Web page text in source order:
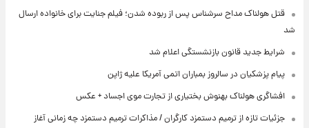
قتل هولناک مداح سرشناس پس از ربوده شدن؛ فیلم جنایت برای خانواده ارسال
شد
شرایط جدید قانون بازنشستگی اعلام شد
پیام پزشکیان در سالروز بمباران اتمی آمریکا علیه ژاپن
افشاگری هولناک بهنوش بختیاری از تجارت موی اجساد + عکس
جزئیات تازه از ترمیم دستمزد کارگران / مذاکرات ترمیم دستمزد چه زمانی آغاز